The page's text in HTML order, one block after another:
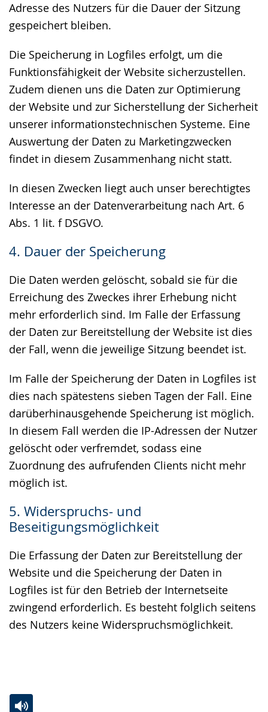
Adresse des Nutzers für die Dauer der Sitzung
gespeichert bleiben.
Die Speicherung in Logfiles erfolgt, um die
Funktionsfähigkeit der Website sicherzustellen.
Zudem dienen uns die Daten zur Optimierung
der Website und zur Sicherstellung der Sicherheit
unserer informationstechnischen Systeme. Eine
Auswertung der Daten zu Marketingzwecken
findet in diesem Zusammenhang nicht statt.
In diesen Zwecken liegt auch unser berechtigtes
Interesse an der Datenverarbeitung nach Art. 6
Abs. 1 lit. f DSGVO.
4. Dauer der Speicherung
Die Daten werden gelöscht, sobald sie für die
Erreichung des Zweckes ihrer Erhebung nicht
mehr erforderlich sind. Im Falle der Erfassung
der Daten zur Bereitstellung der Website ist dies
der Fall, wenn die jeweilige Sitzung beendet ist.
Im Falle der Speicherung der Daten in Logfiles ist
dies nach spätestens sieben Tagen der Fall. Eine
darüberhinausgehende Speicherung ist möglich.
In diesem Fall werden die IP-Adressen der Nutzer
gelöscht oder verfremdet, sodass eine
Zuordnung des aufrufenden Clients nicht mehr
möglich ist.
5. Widerspruchs- und
Beseitigungsmöglichkeit
Die Erfassung der Daten zur Bereitstellung der
Website und die Speicherung der Daten in
Logfiles ist für den Betrieb der Internetseite
zwingend erforderlich. Es besteht folglich seitens
des Nutzers keine Widerspruchsmöglichkeit.